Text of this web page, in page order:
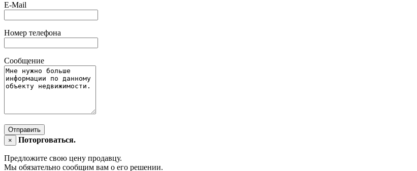
E-Mail
Номер телефона
Сообщение
Отправить
×
Поторговаться.
Предложите свою цену продавцу.
Мы обязательно сообщим вам о его решении.